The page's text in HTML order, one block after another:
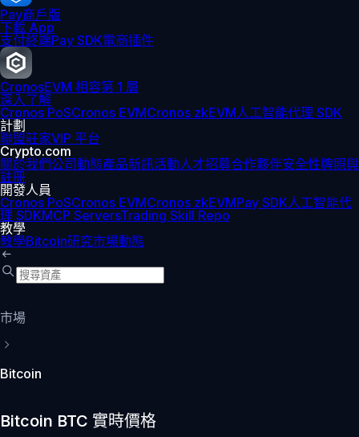
Pay商戶版
下載 App
支付終端Pay SDK電商插件
CronosEVM 相容第 1 層
深入了解
Cronos PoSCronos EVMCronos zkEVM人工智能代理 SDK
計劃
聯盟莊家VIP 平台
Crypto.com
關於我們公司動態產品新訊活動人才招募合作夥伴安全性牌照與
註冊
開發人員
Cronos PoSCronos EVMCronos zkEVMPay SDK人工智能代
理 SDKMCP ServersTrading Skill Repo
教學
教學Bitcoin研究市場動態
市場
Bitcoin
Bitcoin BTC 實時價格